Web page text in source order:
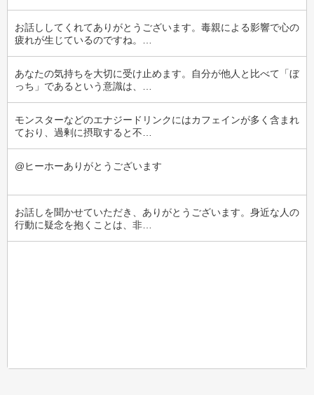
お話ししてくれてありがとうございます。毒親による影響で心の
疲れが生じているのですね。…
あなたの気持ちを大切に受け止めます。自分が他人と比べて「ぼ
っち」であるという意識は、…
モンスターなどのエナジードリンクにはカフェインが多く含まれ
ており、過剰に摂取すると不…
@ヒーホーありがとうございます
お話しを聞かせていただき、ありがとうございます。身近な人の
行動に疑念を抱くことは、非…